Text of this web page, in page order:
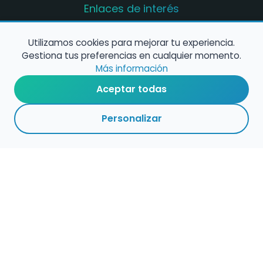
Enlaces de interés
música en España
Configura alertas de empleo
Contacta con nosotros
Utilizamos cookies para mejorar tu experiencia.
Gestiona tus preferencias en cualquier momento.
Más información
Aceptar todas
Personalizar